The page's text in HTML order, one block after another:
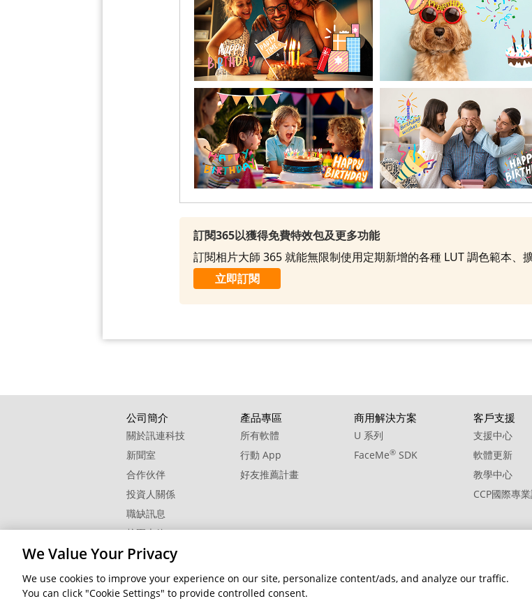
訂閱365以獲得免費特效包及更多功能
訂閱相片大師 365 就能無限制使用定期新增的各種 LUT 調色範本、
立即訂閱
公司簡介
關於訊連科技
新聞室
合作伙伴
投資人關係
職缺訊息
校園大使
聯絡我們
產品專區
所有軟體
行動 App
好友推薦計畫
商用解決方案
U 系列
FaceMe® SDK
客戶支援
支援中心
軟體更新
教學中心
CCP國際專
© 2026 訊連科技。保留所有權利。 隱私權政策 服務條款 Cookie 設定
We Value Your Privacy
We use cookies to improve your experience on our site, personalize content/ads, and analyze our traffic.
You can click "Cookie Settings" to provide controlled consent.